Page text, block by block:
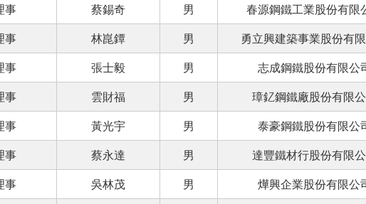
事 蔡錫奇 男 春源鋼鐵工業股份有限
事 林崑鐔 男 勇立興建築事業股份有
事 張士毅 男 志成鋼鐵股份有限公
事 雲財福 男 璋釔鋼鐵廠股份有限
事 黃光宇 男 泰豪鋼鐵股份有限公
事 蔡永達 男 達豐鐵材行股份有限
事 吳林茂 男 燁興企業股份有限公